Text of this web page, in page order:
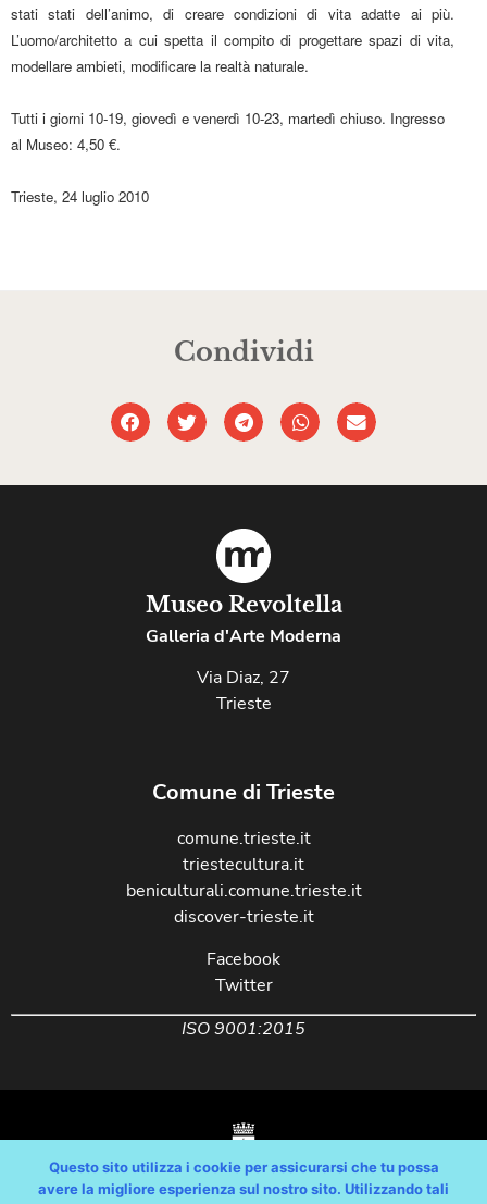
stati stati dell’animo, di creare condizioni di vita adatte ai più.
L’uomo/architetto a cui spetta il compito di progettare spazi di vita,
modellare ambieti, modificare la realtà naturale.
Tutti i giorni 10-19, giovedì e venerdì 10-23, martedì chiuso. Ingresso
al Museo: 4,50 €.
Trieste, 24 luglio 2010
Condividi
Museo Revoltella
Galleria d'Arte Moderna
Via Diaz, 27
Trieste
Comune di Trieste
comune.trieste.it
triestecultura.it
beniculturali.comune.trieste.it
discover-trieste.it
Facebook
Twitter
ISO 9001:2015
Questo sito utilizza i cookie per assicurarsi che tu possa
avere la migliore esperienza sul nostro sito. Utilizzando tali